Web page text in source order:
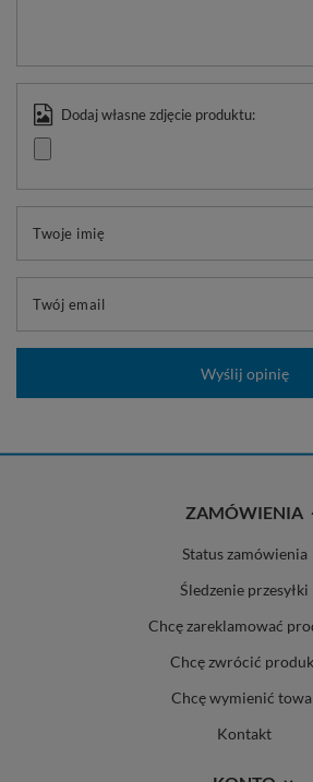
Dodaj własne zdjęcie produktu:
Twoje imię
Twój email
Wyślij opinię
ZAMÓWIENIA
Status zamówienia
Śledzenie przesyłki
Chcę zareklamować
Chcę zwrócić
Chcę wymienić
Kontakt